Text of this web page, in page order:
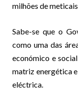
milhões de
Sabe-se que o
como uma das
económico e
matriz energética
eléctrica.